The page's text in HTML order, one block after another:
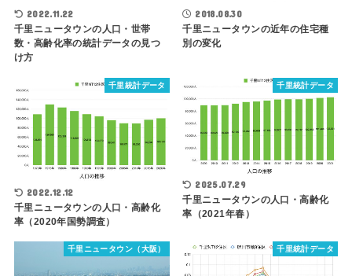
2022.11.22
千里ニュータウンの人口・世帯
数・高齢化率の統計データの見つ
け方
2018.08.30
千里ニュータウンの近年の住宅種
別の変化
千里統計データ
2022.12.12
千里ニュータウンの人口・高齢化
率（2020年国勢調査）
千里統計データ
2025.07.29
千里ニュータウンの人口・高齢化
率（2021年春）
千里ニュータウン（大阪） 千里統計データ